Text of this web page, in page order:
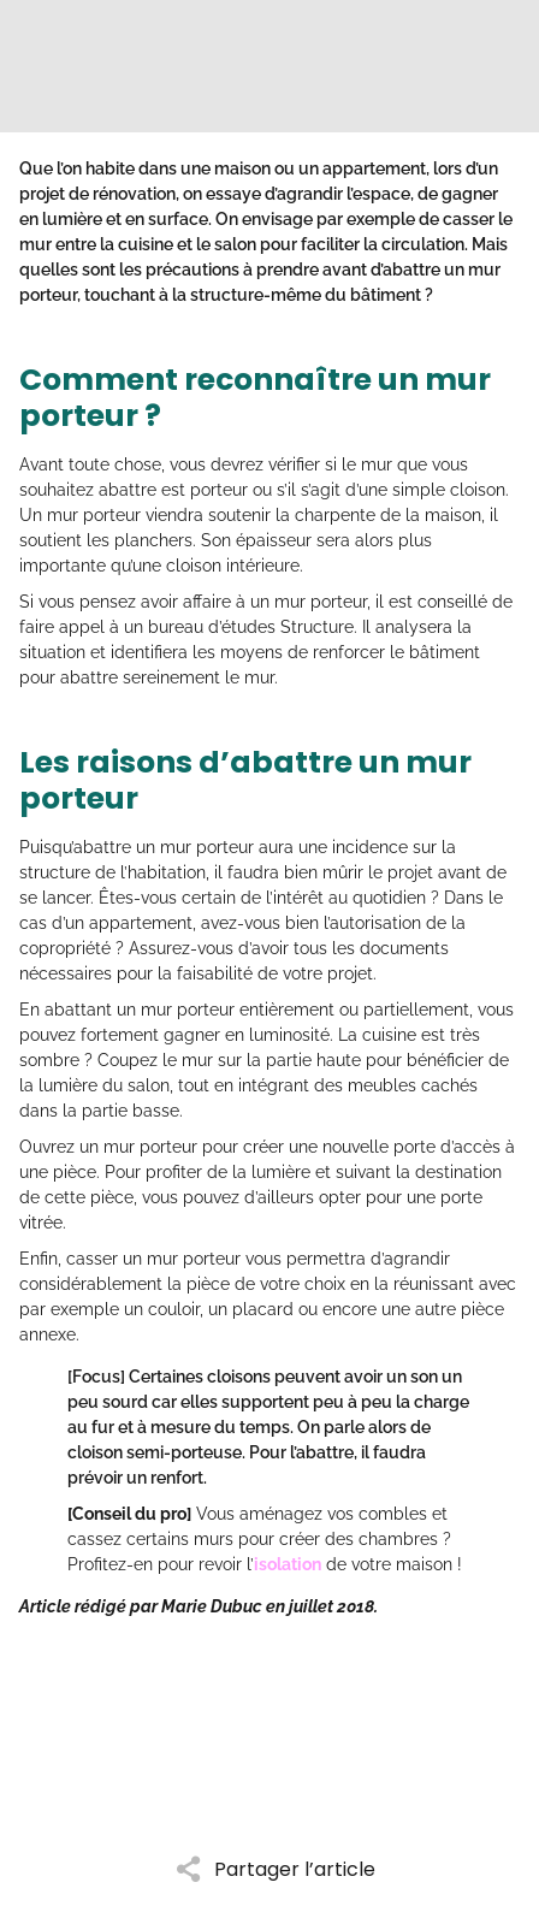
Partager l’article
Que l’on habite dans une maison ou un appartement, lors d’un
projet de rénovation, on essaye d’agrandir l’espace, de gagner
en lumière et en surface. On envisage par exemple de casser le
mur entre la cuisine et le salon pour faciliter la circulation. Mais
quelles sont les précautions à prendre avant d’abattre un mur
porteur, touchant à la structure-même du bâtiment ?
Comment reconnaître un mur
porteur ?
Avant toute chose, vous devrez vérifier si le mur que vous
souhaitez abattre est porteur ou s’il s’agit d’une simple cloison.
Un mur porteur viendra soutenir la charpente de la maison, il
soutient les planchers. Son épaisseur sera alors plus
importante qu’une cloison intérieure.
Si vous pensez avoir affaire à un mur porteur, il est conseillé de
faire appel à un bureau d’études Structure. Il analysera la
situation et identifiera les moyens de renforcer le bâtiment
pour abattre sereinement le mur.
Les raisons d’abattre un mur
porteur
Puisqu’abattre un mur porteur aura une incidence sur la
structure de l’habitation, il faudra bien mûrir le projet avant de
se lancer. Êtes-vous certain de l’intérêt au quotidien ? Dans le
cas d’un appartement, avez-vous bien l’autorisation de la
copropriété ? Assurez-vous d’avoir tous les documents
nécessaires pour la faisabilité de votre projet.
En abattant un mur porteur entièrement ou partiellement, vous
pouvez fortement gagner en luminosité. La cuisine est très
sombre ? Coupez le mur sur la partie haute pour bénéficier de
la lumière du salon, tout en intégrant des meubles cachés
dans la partie basse.
Ouvrez un mur porteur pour créer une nouvelle porte d’accès à
une pièce. Pour profiter de la lumière et suivant la destination
de cette pièce, vous pouvez d’ailleurs opter pour une porte
vitrée.
Enfin, casser un mur porteur vous permettra d’agrandir
considérablement la pièce de votre choix en la réunissant avec
par exemple un couloir, un placard ou encore une autre pièce
annexe.
[Focus] Certaines cloisons peuvent avoir un son un
peu sourd car elles supportent peu à peu la charge
au fur et à mesure du temps. On parle alors de
cloison semi-porteuse. Pour l’abattre, il faudra
prévoir un renfort.
[Conseil du pro] Vous aménagez vos combles et
cassez certains murs pour créer des chambres ?
Profitez-en pour revoir l’isolation de votre maison !
Article rédigé par Marie Dubuc en juillet 2018.